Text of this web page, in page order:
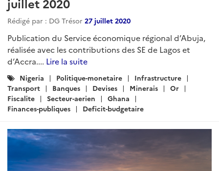
Rédigé par : DG Trésor 27 juillet 2020
Publication du Service économique régional d’Abuja,
réalisée avec les contributions des SE de Lagos et
d’Accra.... Lire la suite
Catégories
:
Nigeria Politique-monetaire
Infrastructure
Transport
Banques Devises Minerais
Or
Fiscalite
Secteur-aerien
Ghana
Finances-publiques
Deficit-budgetaire